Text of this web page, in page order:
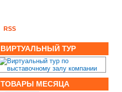
RSS
ВИРТУАЛЬНЫЙ ТУР
ТОВАРЫ МЕСЯЦА